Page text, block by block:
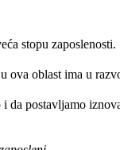
stopu zaposlenosti.
ova oblast ima u
postavljamo